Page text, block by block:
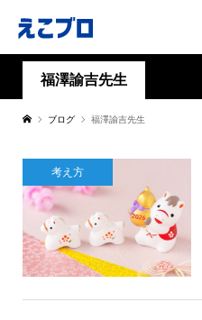
福澤諭吉先生
ブログ 福澤諭吉先生
考え方